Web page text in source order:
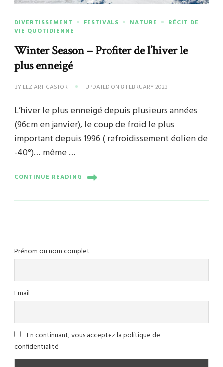
DIVERTISSEMENT FESTIVALS NATURE
RÉCIT DE
VIE QUOTIDIENNE
Winter Season – Profiter de l’hiver le
plus enneigé
BY LEZ'ART-CASTOR UPDATED ON 8 FEBRUARY 2023
L’hiver le plus enneigé depuis plusieurs années
(96cm en janvier), le coup de froid le plus
important depuis 1996 ( refroidissement éolien de
-40°)… même …
CONTINUE READING
Prénom ou nom complet
Email
En continuant, vous acceptez la politique de
confidentialité